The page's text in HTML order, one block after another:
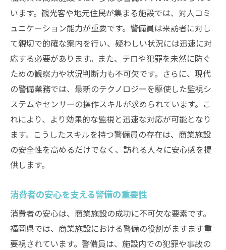
います。観光客や地元住民が集まる施設では、対人コミ
ュニケーション能力が重要です。警備員は来訪者に対し
て親切で的確な案内を行い、疑わしい状況には迅速に対
応する必要があります。また、テロや犯罪を未然に防ぐ
ための観察力や状況判断力も不可欠です。さらに、現代
の警備業務では、最新のテクノロジーを駆使した監視シ
ステムやセンサーの操作スキルが求められています。こ
れにより、より効果的な監視と迅速な対応が可能となり
ます。こうしたスキルを持つ警備員の存在は、商業施設
の安全性を高めるだけでなく、訪れる人々に安心感を提
供します。
消費者の安心を支える警備の重要性
消費者の安心は、商業施設の成功に不可欠な要素です。
福岡県では、商業施設における警備の役割がますます重
要視されています。警備員は、施設内での犯罪や事故の